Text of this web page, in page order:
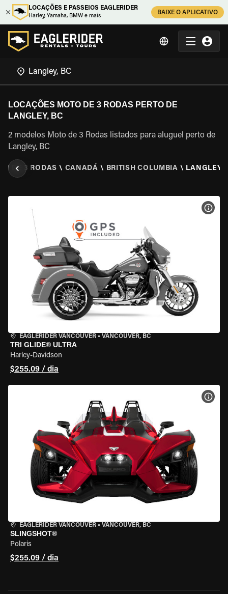
LOCAÇÕES E PASSEIOS EAGLERIDER
Harley, Yamaha, BMW e mais
BAIXE O APLICATIVO
LOCAÇÕES MOTO DE 3 RODAS PERTO DE
LANGLEY, BC
2 modelos Moto de 3 Rodas listados para aluguel perto de
Langley, BC
DE 3 RODAS \ CANADÁ \ BRITISH COLUMBIA \ LANGLEY,
EAGLERIDER VANCOUVER • VANCOUVER, BC
TRI GLIDE® ULTRA
Harley-Davidson
$255.09 / dia
VER
EAGLERIDER VANCOUVER • VANCOUVER, BC
SLINGSHOT®
Polaris
$255.09 / dia
VER